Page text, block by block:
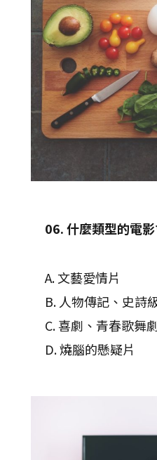
06. 什麼類型的電
A. 文藝愛情片
B. 人物傳記、史詩
C. 喜劇、青春歌舞
D. 燒腦的懸疑片